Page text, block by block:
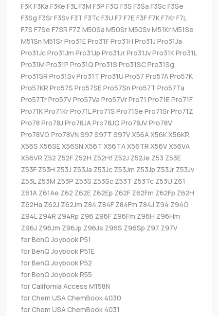
F3K F3Ka F3Ke F3L F3M F3P F3Q F3S F3Sa F3Sc F3Se
F3Sg F3Sr F3Sv F3T F3Tc F3U F7 F7E F3F F7K F7Kr F7L
F7S F7Se F7SR F7Z M50Sa M50Sr M50Sv M51Kr M51Se
M51Sn M51Sr Pro31E Pro31F Pro31H Pro31J Pro31Ja
Pro31Jc Pro31Jm Pro31Jp Pro31Jr Pro31Jv Pro31K Pro31L
Pro31M Pro31P Pro31Q Pro31S Pro31SC Pro31Sg
Pro31SR Pro31Sv Pro31T Pro31U Pro57 Pro57A Pro57K
Pro57KR Pro57S Pro57SE Pro57Sn Pro57T Pro57Ta
Pro57Tr Pro57V Pro57Va Pro57Vr Pro71 Pro71E Pro71F
Pro71K Pro71Kr Pro71L Pro71S Pro71Se Pro71Sr Pro71Z
Pro78 Pro78J Pro78JA Pro78JQ Pro78JV Pro78V
Pro78VG Pro78VN S97 S97T S97V X56A X56K X56KR
X56S X56SE X56SN X56T X56TA X56TR X56V X56VA
X56VR Z52 Z52F Z52H Z52Hf Z52J Z52Je Z53 Z53E
Z53F Z53H Z53J Z53Ja Z53Jc Z53Jm Z53Jp Z53Jr Z53Jv
Z53L Z53M Z53P Z53S Z53Sc Z53T Z53Tc Z53U Z61
Z61A Z61Ae Z62 Z62E Z62Ep Z62F Z62Fm Z62Fp Z62H
Z62Ha Z62J Z62Jm Z84 Z84F Z84Fm Z84J Z94 Z94G
Z94L Z94R Z94Rp Z96 Z96F Z96Fm Z96H Z96Hm
Z96J Z96Jm Z96Jp Z96Js Z96S Z96Sp Z97 Z97V
for BenQ Joybook P51
for BenQ Joybook P51E
for BenQ Joybook P52
for BenQ Joybook R55
for California Access M158N
for Chem USA ChemBook 4030
for Chem USA ChemBook 4031